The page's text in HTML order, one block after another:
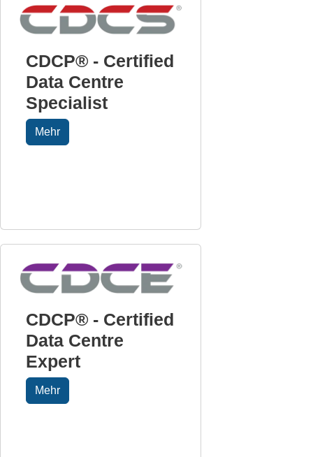
CDCP® - Certified
Data Centre
Specialist
Mehr
CDCP® - Certified
Data Centre
Expert
Mehr